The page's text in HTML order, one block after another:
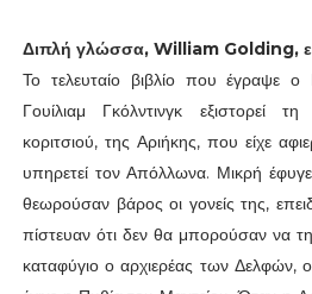
Διπλή γλώσσα, William Golding,
Το τελευταίο βιβλίο που έγραψε ο
Γουίλιαμ Γκόλντινγκ εξιστορεί
κοριτσιού, της Αριήκης, που είχε
υπηρετεί τον Απόλλωνα. Μικρή
θεωρούσαν βάρος οι γονείς της,
πίστευαν ότι δεν θα μπορούσαν να
καταφύγιο ο αρχιερέας των Δελφών,